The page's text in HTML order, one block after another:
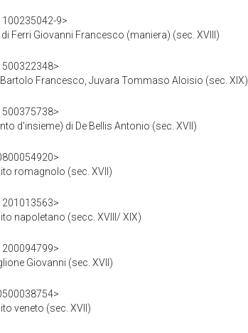
9>
Ferri Giovanni Francesco (maniera) (sec. XVIII)
Francesco, Juvara Tommaso Aloisio (sec. XIX)
d'insieme) di De Bellis Antonio (sec. XVII)
romagnolo (sec. XVII)
napoletano (secc. XVIII/ XIX)
Giovanni (sec. XVII)
veneto (sec. XVII)